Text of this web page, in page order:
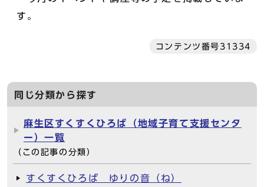
す。
コンテンツ番号31334
同じ分類から探す
麻生区すくすくひろば（地域子育て支援センタ
ー）一覧
（この記事の分類）
すくすくひろば ゆりの音（ね）